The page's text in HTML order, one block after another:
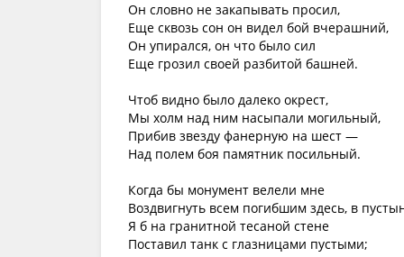
Он словно не закапывать просил,
Еще сквозь сон он видел бой вчерашний,
Он упирался, он что было сил
Еще грозил своей разбитой башней.
Чтоб видно было далеко окрест,
Мы холм над ним насыпали могильный,
Прибив звезду фанерную на шест —
Над полем боя памятник посильный.
Когда бы монумент велели мне
Воздвигнуть всем погибшим здесь, в
Я б на гранитной тесаной стене
Поставил танк с глазницами пустыми;